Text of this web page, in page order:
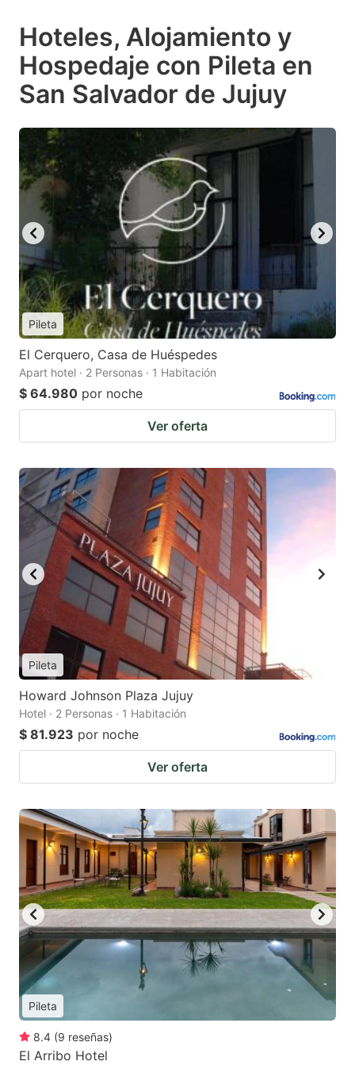
Hoteles, Alojamiento y
Hospedaje con Pileta en
San Salvador de Jujuy
Pileta
El Cerquero, Casa de Huéspedes
Apart hotel · 2 Personas · 1 Habitación
$ 64.980 por noche
Ver oferta
Pileta
Howard Johnson Plaza Jujuy
Hotel · 2 Personas · 1 Habitación
$ 81.923 por noche
Ver oferta
Pileta
8.4 (9 reseñas)
El Arribo Hotel